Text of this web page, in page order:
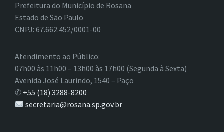
Prefeitura do Município de Rosana
Estado de São Paulo
CNPJ: 67.662.452/0001-00
Atendimento ao Público:
07h00 às 11h00 – 13h00 às 17h00 (Segunda à Sexta)
Avenida José Laurindo, 1540 – Paço
✆ +55 (18) 3288-8200
secretaria@rosana.sp.gov.br